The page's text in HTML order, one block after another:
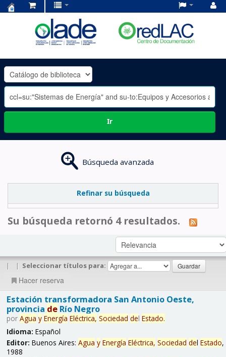
OLADE
-
Ir
Búsqueda avanzada
Refinar su búsqueda
Su búsqueda retornó 4 resultados.
| | Seleccionar títulos para:
Hacer reserva
Estación transformadora San Antonio Oeste,
provincia deRío Negro
por Agua y Energía Eléctrica, Sociedad del Estado.
Idioma: Español
Editor: Buenos Aires: Agua y Energía Eléctrica, Sociedad del Estado,
1988